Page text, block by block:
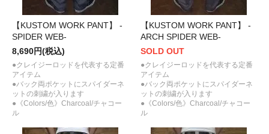
【KUSTOM WORK PANT】 -
SPIDER WEB-
8,690円(税込)
●クレイジーロッドを代表する定番
アイテム
●バック両ポケットにスパイダーネ
ットの刺繍が入ります
●《Colors/色》Charcoal/チャコー
ル
【KUSTOM WORK PANT】 -
ARCH SPIDER WEB-
SOLD OUT
●クレイジーロッドを代表する定番
アイテム
●バック両ポケットにスパイダーネ
ットの刺繍が入ります
●《Colors/色》Charcoal/チャコー
ル